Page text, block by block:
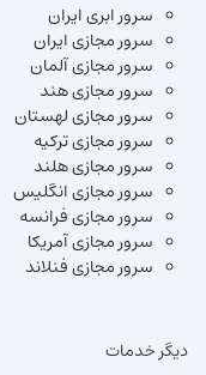
سرور ابری ایران
سرور مجازی ایران
سرور مجازی آلمان
سرور مجازی هند
سرور مجازی لهستان
سرور مجازی ترکیه
سرور مجازی هلند
سرور مجازی انگلیس
سرور مجازی فرانسه
سرور مجازی آمریکا
سرور مجازی فنلاند
دیگر خدمات